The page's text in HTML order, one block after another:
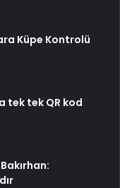
Küpe Kontrolü
tek tek QR kod